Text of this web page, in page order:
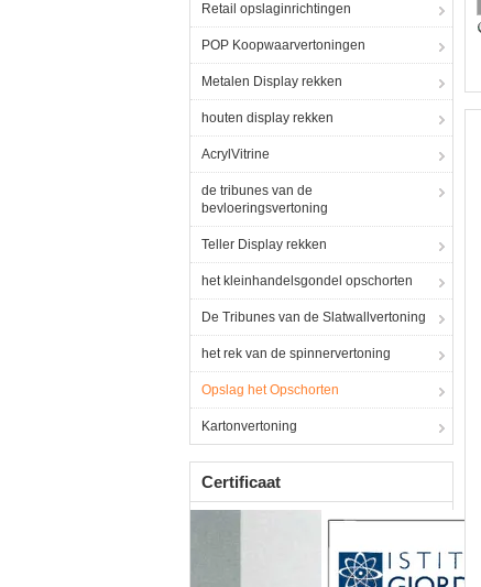
Retail opslaginrichtingen
POP Koopwaarvertoningen
Metalen Display rekken
houten display rekken
AcrylVitrine
de tribunes van de
bevloeringsvertoning
Teller Display rekken
het kleinhandelsgondel opschorten
De Tribunes van de Slatwallvertoning
het rek van de spinnervertoning
Opslag het Opschorten
Kartonvertoning
Certificaat